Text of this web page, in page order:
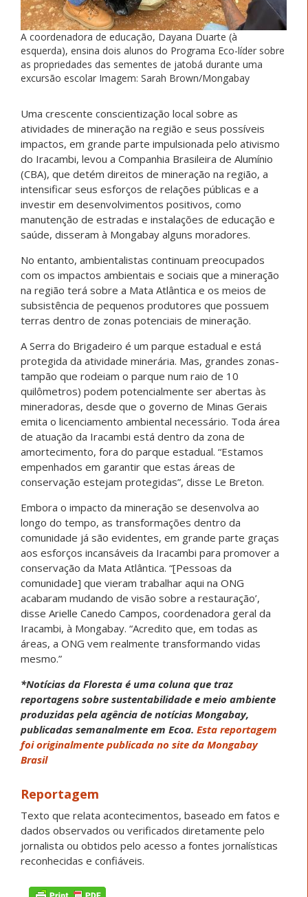
A coordenadora de educação, Dayana Duarte (à
esquerda), ensina dois alunos do Programa Eco-líder sobre
as propriedades das sementes de jatobá durante uma
excursão escolar Imagem: Sarah Brown/Mongabay
Uma crescente conscientização local sobre as
atividades de mineração na região e seus possíveis
impactos, em grande parte impulsionada pelo ativismo
do Iracambi, levou a Companhia Brasileira de Alumínio
(CBA), que detém direitos de mineração na região, a
intensificar seus esforços de relações públicas e a
investir em desenvolvimentos positivos, como
manutenção de estradas e instalações de educação e
saúde, disseram à Mongabay alguns moradores.
No entanto, ambientalistas continuam preocupados
com os impactos ambientais e sociais que a mineração
na região terá sobre a Mata Atlântica e os meios de
subsistência de pequenos produtores que possuem
terras dentro de zonas potenciais de mineração.
A Serra do Brigadeiro é um parque estadual e está
protegida da atividade minerária. Mas, grandes zonas-
tampão que rodeiam o parque num raio de 10
quilômetros) podem potencialmente ser abertas às
mineradoras, desde que o governo de Minas Gerais
emita o licenciamento ambiental necessário. Toda área
de atuação da Iracambi está dentro da zona de
amortecimento, fora do parque estadual. “Estamos
empenhados em garantir que estas áreas de
conservação estejam protegidas”, disse Le Breton.
Embora o impacto da mineração se desenvolva ao
longo do tempo, as transformações dentro da
comunidade já são evidentes, em grande parte graças
aos esforços incansáveis da Iracambi para promover a
conservação da Mata Atlântica. “[Pessoas da
comunidade] que vieram trabalhar aqui na ONG
acabaram mudando de visão sobre a restauração’,
disse Arielle Canedo Campos, coordenadora geral da
Iracambi, à Mongabay. “Acredito que, em todas as
áreas, a ONG vem realmente transformando vidas
mesmo.”
*Notícias da Floresta é uma coluna que traz
reportagens sobre sustentabilidade e meio ambiente
produzidas pela agência de notícias Mongabay,
publicadas semanalmente em Ecoa. Esta reportagem
foi originalmente publicada no site da Mongabay
Brasil
Reportagem
Texto que relata acontecimentos, baseado em fatos e
dados observados ou verificados diretamente pelo
jornalista ou obtidos pelo acesso a fontes jornalísticas
reconhecidas e confiáveis.